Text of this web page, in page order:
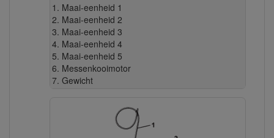
Maai-eenheid 1
Maai-eenheid 2
Maai-eenheid 3
Maai-eenheid 4
Maai-eenheid 5
Messenkooimotor
Gewicht